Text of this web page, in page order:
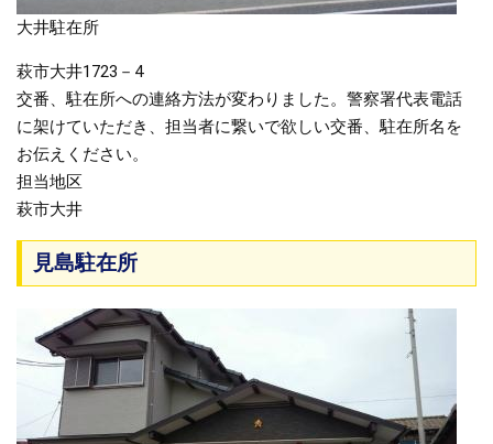
大井駐在所
萩市大井1723－4
交番、駐在所への連絡方法が変わりました。警察署代表電話
に架けていただき、担当者に繋いで欲しい交番、駐在所名を
お伝えください。
担当地区
萩市大井
見島駐在所